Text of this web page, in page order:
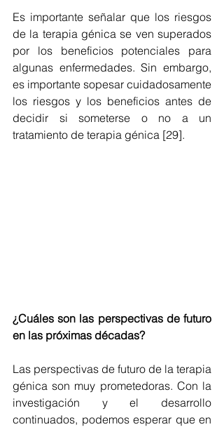
Es importante señalar que los riesgos
de la terapia génica se ven superados
por los beneficios potenciales para
algunas enfermedades. Sin embargo,
es importante sopesar cuidadosamente
los riesgos y los beneficios antes de
decidir si someterse o no a un
tratamiento de terapia génica [29].
¿Cuáles son las perspectivas de futuro
en las próximas décadas?
Las perspectivas de futuro de la terapia
génica son muy prometedoras. Con la
investigación y el desarrollo
continuados, podemos esperar que en